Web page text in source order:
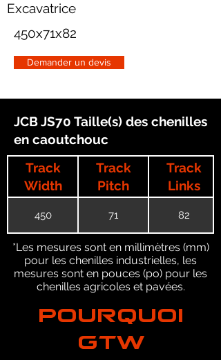
Excavatrice
450x71x82
Demander un devis
JCB JS70 Taille(s) des chenilles
en caoutchouc
Track
Width
Track
Pitch
Track
Links
450 71 82
*Les mesures sont en millimètres (mm)
pour les chenilles industrielles, les
mesures sont en pouces (po) pour les
chenilles agricoles et pavées.
POURQUOI
GTW